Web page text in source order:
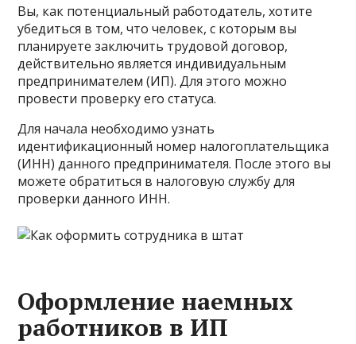
Вы, как потенциальный работодатель, хотите
убедиться в том, что человек, с которым вы
планируете заключить трудовой договор,
действительно является индивидуальным
предпринимателем (ИП). Для этого можно
провести проверку его статуса.
Для начала необходимо узнать
идентификационный номер налогоплательщика
(ИНН) данного предпринимателя. После этого вы
можете обратиться в налоговую службу для
проверки данного ИНН.
Оформление наемных
работников в ИП